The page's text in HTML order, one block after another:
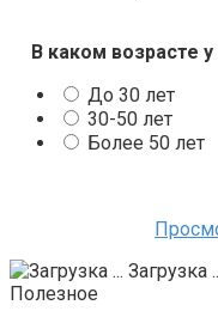
В каком возрасте
До 30 лет
30-50 лет
Более 50 лет
Загрузка
Полезное